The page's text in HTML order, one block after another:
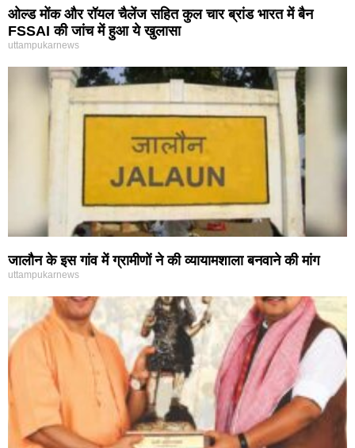
ओल्ड मोंक और रॉयल चैलेंज सहित कुल चार ब्रांड भारत में बैन
FSSAI की जांच में हुआ ये खुलासा
uttampukarnews
जालौन के इस गांव में ग्रामीणों ने की व्यायामशाला बनवाने की मांग
uttampukarnews